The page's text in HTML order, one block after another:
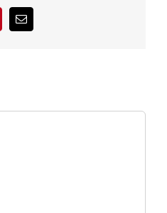
PinterestCorreo
electrónico